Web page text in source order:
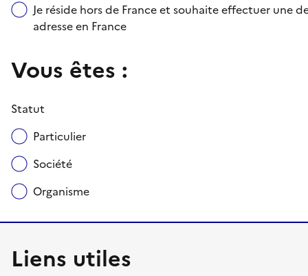
Je réside hors de France et souhaite effectuer une
adresse en France
Vous êtes :
Statut
Particulier
Société
Organisme
Liens utiles